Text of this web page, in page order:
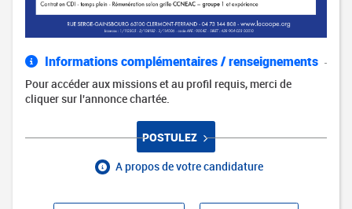
Informations complémentaires / renseignements
Pour accéder aux missions et au profil requis, merci de
cliquer sur l'annonce chartée.
POSTULEZ
A propos de votre candidature